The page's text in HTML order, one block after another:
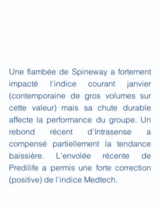
Une flambée de Spineway a fortement
impacté l'indice courant janvier
(contemporaine de gros volumes sur
cette valeur) mais sa chute durable
affecte la performance du groupe. Un
rebond récent d'Intrasense a
compensé partiellement la tendance
baissière. L'envolée récente de
Predilife a permis une forte correction
(positive) de l'indice Medtech.